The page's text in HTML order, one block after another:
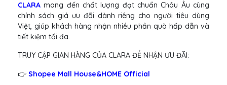
CLARAmang đến chất lượng đạt chuẩn Châu Âu cùng
chính sách giá ưu đãi dành riêng cho người tiêu dùng
Việt, giúp khách hàng nhận nhiều phần quà hấp dẫn và
tiết kiệm tối đa.
TRUY CẬP GIAN HÀNG CỦA CLARA ĐỂ NHẬN ƯU ĐÃI:
👉 Shopee Mall House&HOME Official